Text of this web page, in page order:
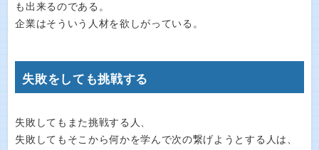
も出来るのである。
企業はそういう人材を欲しがっている。
失敗をしても挑戦する
失敗してもまた挑戦する人、
失敗してもそこから何かを学んで次の繋げようとする人は、